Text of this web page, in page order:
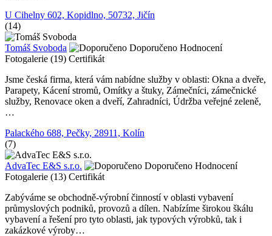
U Cihelny 602, Kopidlno, 50732, Jičín
(14)
Tomáš Svoboda Doporučeno Hodnocení
Fotogalerie (19) Certifikát
Jsme česká firma, která vám nabídne služby v oblasti: Okna a dveře,
Parapety, Kácení stromů, Omítky a štuky, Zámečníci, zámečnické
služby, Renovace oken a dveří, Zahradníci, Údržba veřejné zeleně,
…
Palackého 688, Pečky, 28911, Kolín
(7)
AdvaTec E&S s.r.o. Doporučeno Hodnocení
Fotogalerie (13) Certifikát
Zabýváme se obchodně-výrobní činností v oblasti vybavení
průmyslových podniků, provozů a dílen. Nabízíme širokou škálu
vybavení a řešení pro tyto oblasti, jak typových výrobků, tak i
zakázkové výroby…